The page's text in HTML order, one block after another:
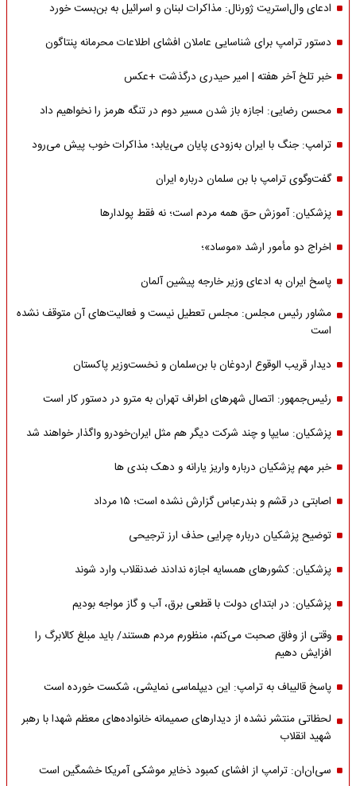
ادعای وال‌استریت ژورنال: مذاکرات لبنان و اسرائیل به بن‌بست خورد
دستور ترامپ برای شناسایی عاملان افشای اطلاعات محرمانه پنتاگون
خبر تلخ آخر هفته | امیر حیدری درگذشت +عکس
محسن رضایی: اجازه باز شدن مسیر دوم در تنگه هرمز را نخواهیم داد
ترامپ: جنگ با ایران به‌زودی پایان می‌یابد؛ مذاکرات خوب پیش می‌رود
گفت‌وگوی ترامپ با بن سلمان درباره ایران
پزشکیان: آموزش حق همه مردم است؛ نه فقط پولدارها
اخراج دو مأمور ارشد «موساد»؛
پاسخ ایران به ادعای وزیر خارجه پیشین آلمان
مشاور رئیس مجلس: مجلس تعطیل نیست و فعالیت‌های آن متوقف نشده
است
دیدار قریب الوقوع اردوغان با بن‌سلمان و نخست‌وزیر پاکستان
رئیس‌جمهور: اتصال شهرهای اطراف تهران به مترو در دستور کار است
پزشکیان: سایپا و چند شرکت دیگر هم مثل ایران‌خودرو واگذار خواهند شد
خبر مهم پزشکیان درباره واریز یارانه و دهک بندی ها
اصابتی در قشم و بندرعباس گزارش نشده است؛ ۱۵ مرداد
توضیح پزشکیان درباره چرایی حذف ارز ترجیحی
پزشکیان: کشورهای همسایه اجازه ندادند ضدنقلاب وارد شوند
پزشکیان: در ابتدای دولت با قطعی برق، آب و گاز مواجه بودیم
وقتی از وفاق صحبت می‌کنم، منظورم مردم هستند/ باید مبلغ کالابرگ را
افزایش دهیم
پاسخ قالیباف به ترامپ: این دیپلماسی نمایشی، شکست خورده است
لحظاتی منتشر نشده از دیدارهای صمیمانه خانواده‌های معظم شهدا با رهبر
شهید انقلاب
سی‌ان‌ان: ترامپ از افشای کمبود ذخایر موشکی آمریکا خشمگین است